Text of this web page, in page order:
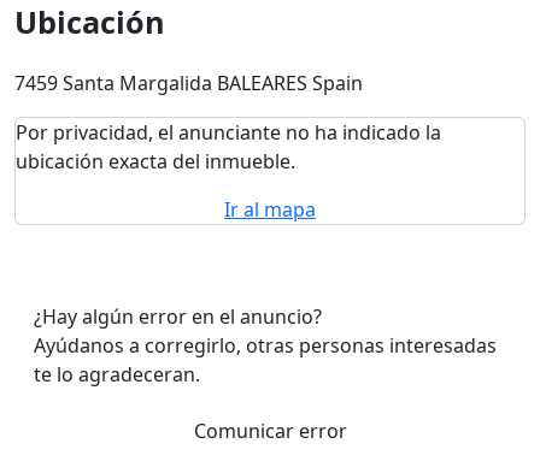
Ubicación
7459 Santa Margalida BALEARES Spain
Por privacidad, el anunciante no ha indicado la
ubicación exacta del inmueble.
Ir al mapa
¿Hay algún error en el anuncio?
Ayúdanos a corregirlo, otras personas interesadas
te lo agradeceran.
Comunicar error